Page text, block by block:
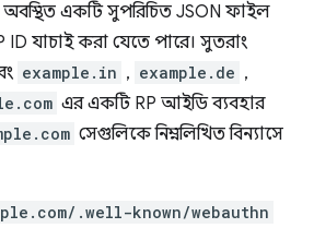
একটি সুপরিচিত JSON ফাইল
যাচাই করা যেতে পারে। সুতরাং
example.in , example.de ,
এর একটি RP আইডি ব্যবহার
সেগুলিকে নিম্নলিখিত বিন্যাসে
.well-known/webauthn